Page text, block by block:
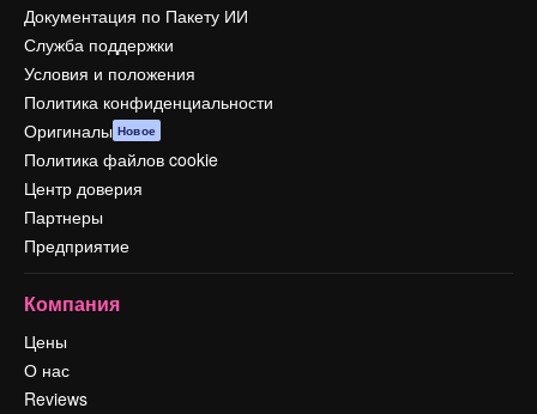
Документация по Пакету ИИ
Служба поддержки
Условия и положения
Политика конфиденциальности
Оригиналы Новое
Политика файлов cookie
Центр доверия
Партнеры
Предприятие
Компания
Цены
О нас
Reviews